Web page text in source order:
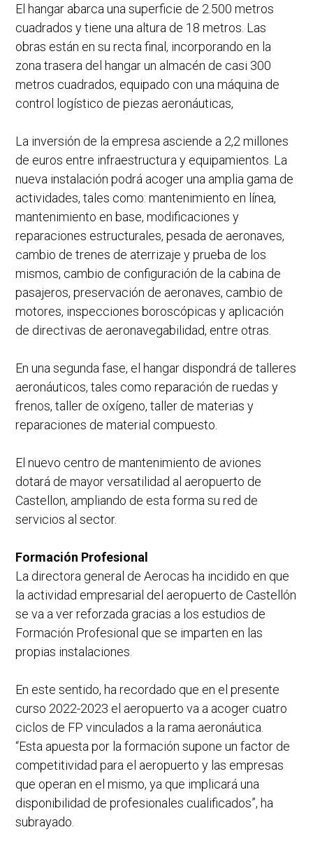
El hangar abarca una superficie de 2.500 metros
cuadrados y tiene una altura de 18 metros. Las
obras están en su recta final, incorporando en la
zona trasera del hangar un almacén de casi 300
metros cuadrados, equipado con una máquina de
control logístico de piezas aeronáuticas,
La inversión de la empresa asciende a 2,2 millones
de euros entre infraestructura y equipamientos. La
nueva instalación podrá acoger una amplia gama de
actividades, tales como: mantenimiento en línea,
mantenimiento en base, modificaciones y
reparaciones estructurales, pesada de aeronaves,
cambio de trenes de aterrizaje y prueba de los
mismos, cambio de configuración de la cabina de
pasajeros, preservación de aeronaves, cambio de
motores, inspecciones boroscópicas y aplicación
de directivas de aeronavegabilidad, entre otras.
En una segunda fase, el hangar dispondrá de talleres
aeronáuticos, tales como reparación de ruedas y
frenos, taller de oxígeno, taller de materias y
reparaciones de material compuesto.
El nuevo centro de mantenimiento de aviones
dotará de mayor versatilidad al aeropuerto de
Castellon, ampliando de esta forma su red de
servicios al sector.
Formación Profesional
La directora general de Aerocas ha incidido en que
la actividad empresarial del aeropuerto de Castellón
se va a ver reforzada gracias a los estudios de
Formación Profesional que se imparten en las
propias instalaciones.
En este sentido, ha recordado que en el presente
curso 2022-2023 el aeropuerto va a acoger cuatro
ciclos de FP vinculados a la rama aeronáutica.
“Esta apuesta por la formación supone un factor de
competitividad para el aeropuerto y las empresas
que operan en el mismo, ya que implicará una
disponibilidad de profesionales cualificados”, ha
subrayado.